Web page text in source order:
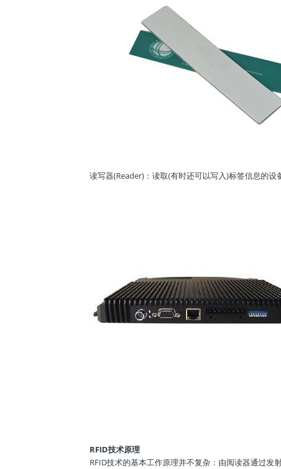
读写器(Reader)：读取(有时还可以写入)标签信息的设
RFID技术原理
RFID技术的基本工作原理并不复杂：由阅读器通过